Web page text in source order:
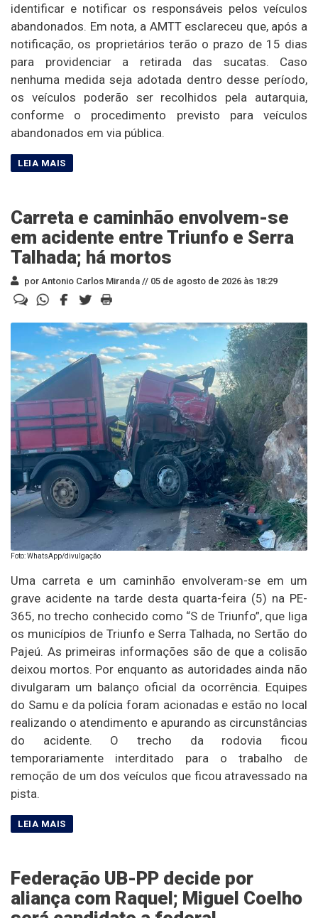
identificar e notificar os responsáveis pelos veículos
abandonados. Em nota, a AMTT esclareceu que, após a
notificação, os proprietários terão o prazo de 15 dias
para providenciar a retirada das sucatas. Caso
nenhuma medida seja adotada dentro desse período,
os veículos poderão ser recolhidos pela autarquia,
conforme o procedimento previsto para veículos
abandonados em via pública.
Carreta e caminhão envolvem-se
em acidente entre Triunfo e Serra
Talhada; há mortos
por Antonio Carlos Miranda // 05 de agosto de 2026 às 18:29
Foto: WhatsApp/divulgação
Uma carreta e um caminhão envolveram-se em um
grave acidente na tarde desta quarta-feira (5) na PE-
365, no trecho conhecido como “S de Triunfo”, que liga
os municípios de Triunfo e Serra Talhada, no Sertão do
Pajeú. As primeiras informações são de que a colisão
deixou mortos. Por enquanto as autoridades ainda não
divulgaram um balanço oficial da ocorrência. Equipes
do Samu e da polícia foram acionadas e estão no local
realizando o atendimento e apurando as circunstâncias
do acidente. O trecho da rodovia ficou
temporariamente interditado para o trabalho de
remoção de um dos veículos que ficou atravessado na
pista.
Federação UB-PP decide por
aliança com Raquel; Miguel Coelho